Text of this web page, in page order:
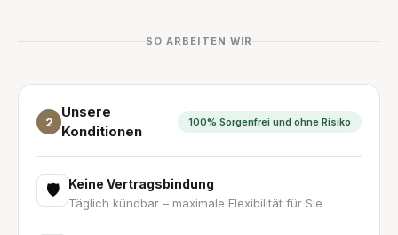
SO ARBEITEN WIR
2
Unsere
Konditionen
100% Sorgenfrei und ohne Risiko
🛡 Keine Vertragsbindung
Täglich kündbar – maximale Flexibilität für Sie